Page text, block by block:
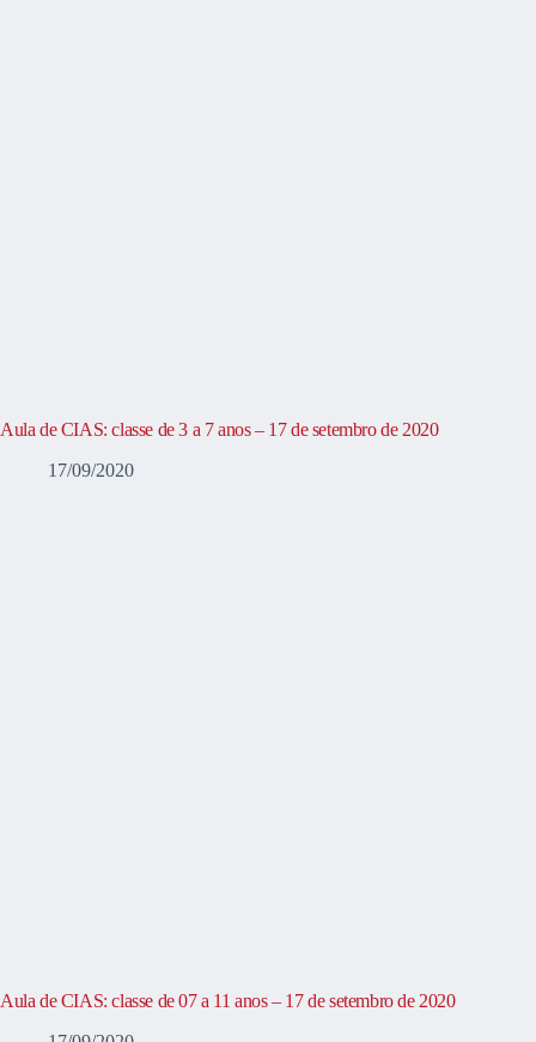
Aula de CIAS: classe de 3 a 7 anos – 17 de setembro de 2020
17/09/2020
Aula de CIAS: classe de 07 a 11 anos – 17 de setembro de 2020